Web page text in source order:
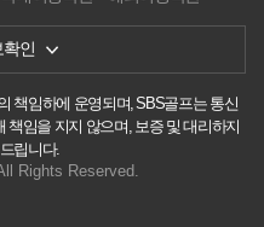
확인
책임하에 운영되며, SBS골프는 통신
책임을 지지 않으며, 보증 및 대리하지
립니다.
Rights Reserved.